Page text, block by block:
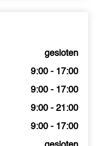
gesloten
9:00 - 17:00
9:00 - 17:00
9:00 - 21:00
9:00 - 17:00